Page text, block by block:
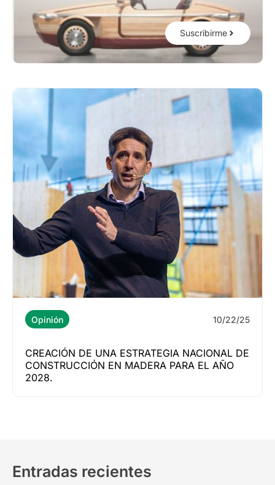
Suscribirme
Opinión 10/22/25
CREACIÓN DE UNA ESTRATEGIA NACIONAL DE
CONSTRUCCIÓN EN MADERA PARA EL AÑO
2028.
Entradas recientes